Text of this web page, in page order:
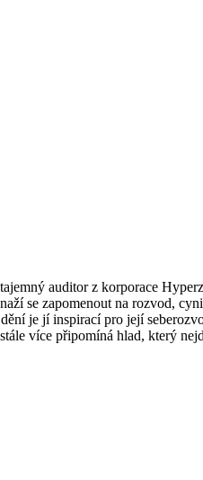
auditor z korporace
se zapomenout na rozvod,
je jí inspirací pro její
více připomíná hlad, který